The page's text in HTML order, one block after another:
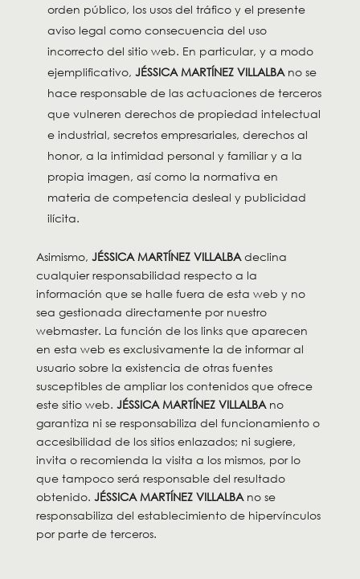
orden público, los usos del tráfico y el presente
aviso legal como consecuencia del uso
incorrecto del sitio web. En particular, y a modo
ejemplificativo, JÉSSICA MARTÍNEZ VILLALBAno se
hace responsable de las actuaciones de terceros
que vulneren derechos de propiedad intelectual
e industrial, secretos empresariales, derechos al
honor, a la intimidad personal y familiar y a la
propia imagen, así como la normativa en
materia de competencia desleal y publicidad
ilícita.
Asimismo, JÉSSICA MARTÍNEZ VILLALBAdeclina
cualquier responsabilidad respecto a la
información que se halle fuera de esta web y no
sea gestionada directamente por nuestro
webmaster. La función de los links que aparecen
en esta web es exclusivamente la de informar al
usuario sobre la existencia de otras fuentes
susceptibles de ampliar los contenidos que ofrece
este sitio web. JÉSSICA MARTÍNEZ VILLALBAno
garantiza ni se responsabiliza del funcionamiento o
accesibilidad de los sitios enlazados; ni sugiere,
invita o recomienda la visita a los mismos, por lo
que tampoco será responsable del resultado
obtenido. JÉSSICA MARTÍNEZ VILLALBAno se
responsabiliza del establecimiento de hipervínculos
por parte de terceros.